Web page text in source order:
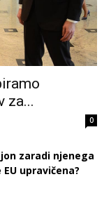
za...
0
zaradi njenega
upravičena?